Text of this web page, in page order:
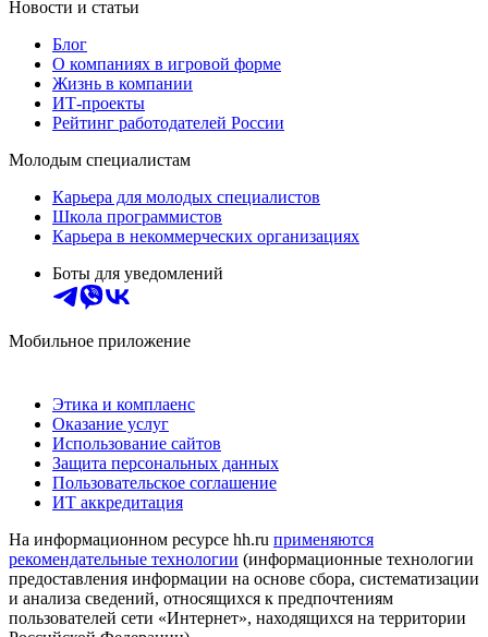
Новости и статьи
Блог
О компаниях в игровой форме
Жизнь в компании
ИТ-проекты
Рейтинг работодателей России
Молодым специалистам
Карьера для молодых специалистов
Школа программистов
Карьера в некоммерческих организациях
Боты для уведомлений
Мобильное приложение
Этика и комплаенс
Оказание услуг
Использование сайтов
Защита персональных данных
Пользовательское соглашение
ИТ аккредитация
На информационном ресурсе hh.ru применяются
рекомендательные технологии (информационные технологии
предоставления информации на основе сбора, систематизации
и анализа сведений, относящихся к предпочтениям
пользователей сети «Интернет», находящихся на территории